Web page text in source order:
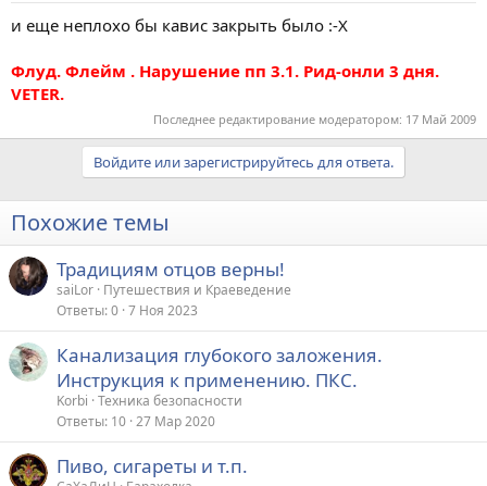
и еще неплохо бы кавис закрыть было :-X
Флуд. Флейм . Нарушение пп 3.1. Рид-онли 3 дня.
VETER.
Последнее редактирование модератором: 17 Май 2009
Войдите или зарегистрируйтесь для ответа.
Похожие темы
Традициям отцов верны!
saiLor Путешествия и Краеведение
Ответы 0 7 Ноя 2023
Канализация глубокого заложения.
Инструкция к применению. ПКС.
Korbi Техника безопасности
Ответы 10 27 Мар 2020
Пиво, сигареты и т.п.